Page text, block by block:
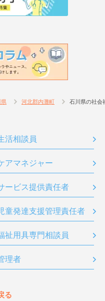
県 河北郡内灘町 石川県の社会
活相談員
アマネジャー
ービス提供責任者
童発達支援管理責任者
祉用具専門相談員
理者
る